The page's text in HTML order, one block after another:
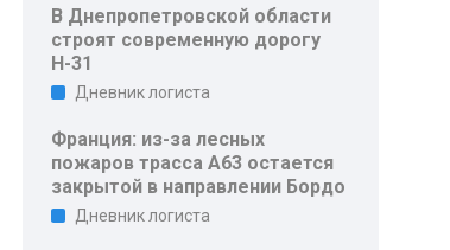
В Днепропетровской области
строят современную дорогу
Н-31
Дневник логиста
Франция: из-за лесных
пожаров трасса A63 остается
закрытой в направлении Бордо
Дневник логиста